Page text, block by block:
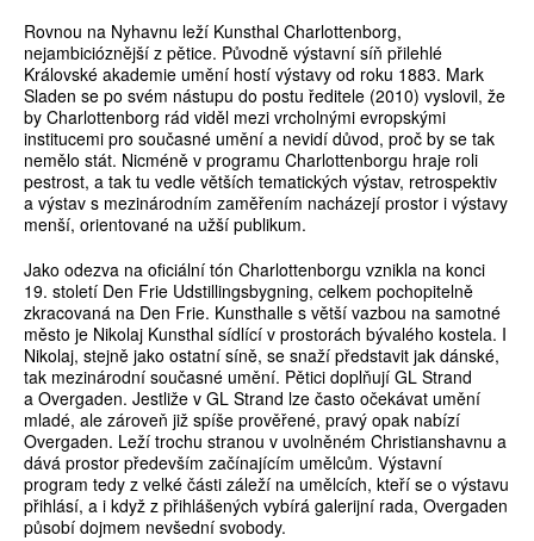
Rovnou na Nyhavnu leží Kunsthal Charlottenborg,
nejambicióznější z pětice. Původně výstavní síň přilehlé
Královské akademie umění hostí výstavy od roku 1883. Mark
Sladen se po svém nástupu do postu ředitele (2010) vyslovil, že
by Charlottenborg rád viděl mezi vrcholnými evropskými
institucemi pro současné umění a nevidí důvod, proč by se tak
nemělo stát. Nicméně v programu Charlottenborgu hraje roli
pestrost, a tak tu vedle větších tematických výstav, retrospektiv
a výstav s mezinárodním zaměřením nacházejí prostor i výstavy
menší, orientované na užší publikum.
Jako odezva na oficiální tón Charlottenborgu vznikla na konci
19. století Den Frie Udstillingsbygning, celkem pochopitelně
zkracovaná na Den Frie. Kunsthalle s větší vazbou na samotné
město je Nikolaj Kunsthal sídlící v prostorách bývalého kostela. I
Nikolaj, stejně jako ostatní síně, se snaží představit jak dánské,
tak mezinárodní současné umění. Pětici doplňují GL Strand
a Overgaden. Jestliže v GL Strand lze často očekávat umění
mladé, ale zároveň již spíše prověřené, pravý opak nabízí
Overgaden. Leží trochu stranou v uvolněném Christianshavnu a
dává prostor především začínajícím umělcům. Výstavní
program tedy z velké části záleží na umělcích, kteří se o výstavu
přihlásí, a i když z přihlášených vybírá galerijní rada, Overgaden
působí dojmem nevšední svobody.